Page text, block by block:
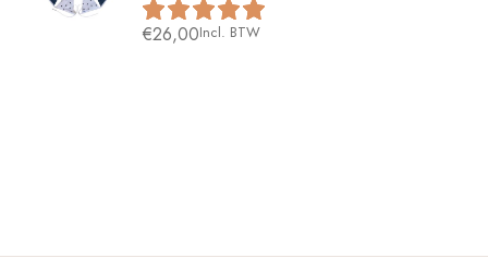
€26,00Incl. BTW